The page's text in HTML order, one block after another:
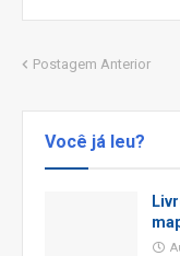
Postagem Anterior
Você já leu?